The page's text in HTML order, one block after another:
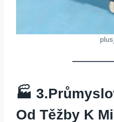
🏭 3.
Od Těžby K